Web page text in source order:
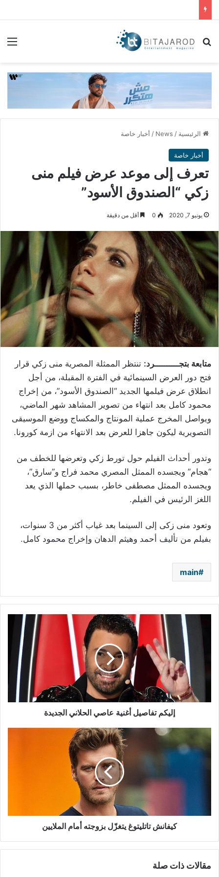
بحث عن
الرئيسية /
News
/ أخبار خاصة
أخبار خاصة
تعرف إلى موعد عرض فيلم منى
زكي “الصندوق الأسود”
يونيو 7, 2020 0 أقل من دقيقة
متابعة بتجــــــــــرد: تنتظر الممثلة المصرية ​منى زكي​ قرار
فتح دور العرض السينمائية في الفترة المقبلة، من أجل
انطلاق عرض فيلمها الجديد “​الصندوق الأسود​”، من إخراج
محمود كامل بعد انتهاء من تصوير المشاهد شهر الماضي،
ويواصل المخرج عملية المونتاج والمكساج ووضع الموسيقى
التصويرية ليكون جاهزا للعرض بعد الانتهاء من ازمة كورونا.
وتدور أحداث الفيلم حول تورط زكي وتعرضها للخطف من
“هجام” ويجسده الممثل المصري محمد فراج و”سارق”،
ويجسده الممثل مصطفى خاطر، بسبب حملها الذي يعد
اللغز الرئيس في الفيلم.
وتعود منى زكى إلى السينما بعد غياب أكثر من 3 سنوات،
بفيلم من تأليف أحمد وهيثم الدهان وإخراج محمود كامل.
main
إليكم
تفاصيل
إليكم تفاصيل أغنية عاصي الحلاني الجديدة
كيفانش
تاتليتوغ
يتغزّل
كيفانش تاتليتوغ يتغزّل بزوجته أمام الملايين
مقالات ذات صلة